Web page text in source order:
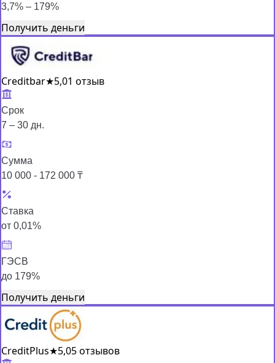
3,7% – 179%
Получить деньги
Creditbar★5,01 отзыв
Срок
7 – 30 дн.
Сумма
10 000 - 172 000 ₸
Ставка
от 0,01%
ГЭСВ
до 179%
Получить деньги
CreditPlus★5,05 отзывов